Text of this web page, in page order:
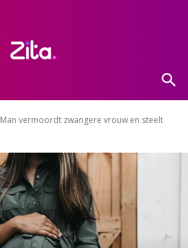
Man vermoordt zwangere vrouw en steelt